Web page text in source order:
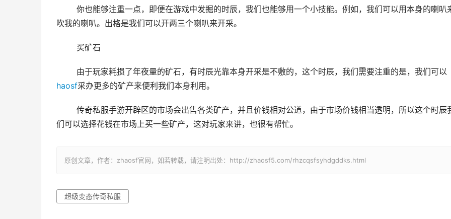
吹我的喇叭。出格是我们可以开两三个喇叭来开采。
	买矿石
	由于玩家耗损了年夜量的矿石，有时辰光靠本身开采是不敷的，这个时辰，我们需要注重的是，我们可以
haosf采办更多的矿产来便利我们本身利用。
们可以选择花钱在市场上买一些矿产，这对玩家来讲，也很有帮忙。
原创文章，作者：zhaosf官网，如若转载，请注明出处：http://zhaosf5.com/rhzcqsfsyhdgddks.html
超级变态传奇私服